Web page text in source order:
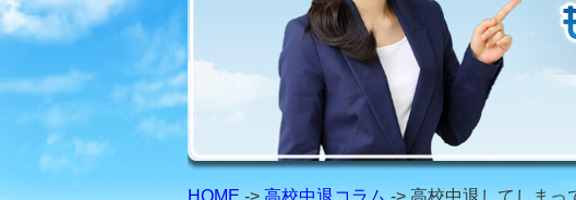
HOME -> 高校中退コラム -> 高校中退してしまっ